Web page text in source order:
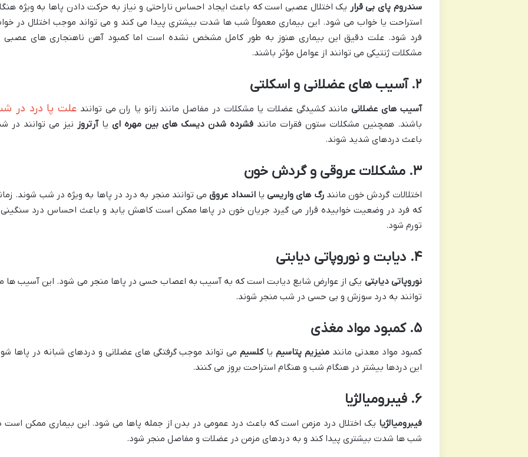
سندروم پای بی قرار یک اختلال عصبی است که باعث ایجاد احساس ناراحتی و نیاز به حرکت دادن پاها به ویژه
استراحت یا خواب می شود. این بیماری معمولاً شب ها شدت بیشتری پیدا می کند و می تواند موجب اختلال در
فرد شود. علت دقیق این بیماری هنوز به طور کامل مشخص نشده است اما کمبود آهن ناهنجاری های عصبی
مشکلات ژنتیکی می توانند از عوامل مؤثر باشند.
۲.آسیب های عضلانی و اسکلتی
آسیب های عضلانیمانند کشیدگی عضلات یا مشکلات در مفاصل مانند زانو یا ران می توانند علت پا درد در
باشند. همچنین مشکلات ستون فقرات مانندفشرده شدن دیسک های بین مهره ای یاآرتروز نیز می توانند در
باعث دردهای شدید شوند.
۳.مشکلات عروقی و گردش خون
اختلالات گردش خون مانندرگ های واریسییاانسداد عروقمی توانند منجر به درد در پاها به ویژه در شب شوند.
که فرد در وضعیت خوابیده قرار می گیرد جریان خون در پاها ممکن است کاهش یابد و باعث احساس درد
تورم شود.
۴. دیابت و نوروپاتی دیابتی
نوروپاتی دیابتی یکی از عوارض شایع دیابت است که به آسیب به اعصاب حسی در پاها منجر می شود. این آسیب ها
توانند به درد سوزش و بی حسی در شب منجر شوند.
۵.کمبود مواد مغذی
کمبود مواد معدنی مانندمنیزیم پتاسیمیاکلسیممی تواند موجب گرفتگی های عضلانی و دردهای شبانه در پاها
این دردها بیشتر در هنگام شب و هنگام استراحت بروز می کنند.
۶.فیبرومیالژیا
فیبرومیالژیا یک اختلال درد مزمن است که باعث درد عمومی در بدن از جمله پاها می شود. این بیماری ممکن است
شب ها شدت بیشتری پیدا کند و به دردهای مزمن در عضلات و مفاصل منجر شود.